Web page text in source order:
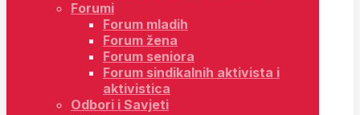
Forumi
Forum mladih
Forum žena
Forum seniora
Forum sindikalnih aktivista i
aktivistica
Odbori i Savjeti